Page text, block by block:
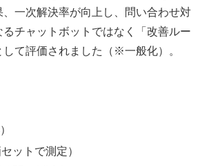
、一次解決率が向上し、問い合わせ対
チャットボットではなく「改善ルー
て評価されました（※一般化）。
ットで測定）